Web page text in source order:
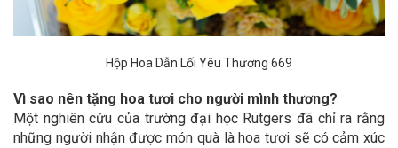
Hộp Hoa Dẫn Lối Yêu Thương 669
Vì sao nên tặng hoa tươi cho người mình thương?
Một nghiên cứu của trường đại học Rutgers đã chỉ ra rằng
những người nhận được món quà là hoa tươi sẽ có cảm xúc